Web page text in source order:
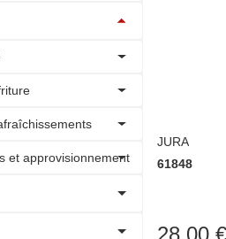
JURA
61848
et approvisionnement